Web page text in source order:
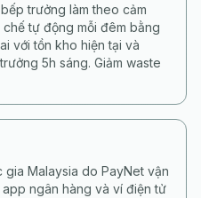
trưởng làm theo cảm
chế tự động mỗi đêm bằng
với tồn kho hiện tại và
5h sáng. Giảm waste
gia Malaysia do PayNet vận
ngân hàng và ví điện tử